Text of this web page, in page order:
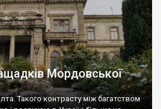
Мордовської
Такого контрасту між багатством